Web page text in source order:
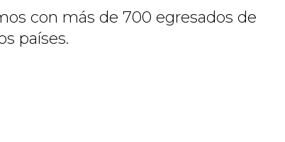
con más de 700 egresados de
países.